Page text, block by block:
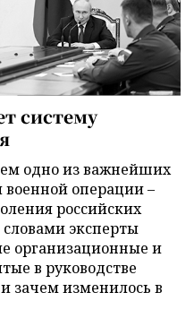
систему
одно из важнейших
военной операции –
российских
эксперты
организационные и
в руководстве
зачем изменилось в